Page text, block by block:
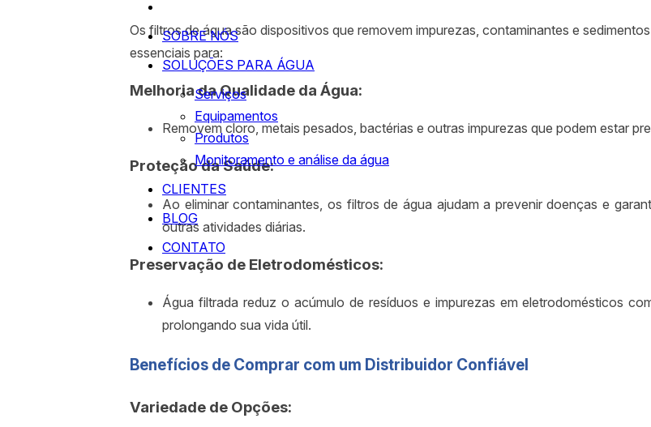
SOBRE NÓS
SOLUÇÕES PARA ÁGUA
Serviços
Equipamentos
Produtos
Monitoramento e análise da água
CLIENTES
BLOG
CONTATO
Os filtros de água são dispositivos que removem impurezas, contaminantes e
essenciais para:
Melhoria da Qualidade da Água:
Removem cloro, metais pesados, bactérias e outras impurezas que podem estar
Proteção da Saúde:
Ao eliminar contaminantes, os filtros de água ajudam a prevenir doenças e
outras atividades diárias.
Preservação de Eletrodomésticos:
Água filtrada reduz o acúmulo de resíduos e impurezas em eletrodomésticos
prolongando sua vida útil.
Benefícios de Comprar com um Distribuidor Confiável
Variedade de Opções: